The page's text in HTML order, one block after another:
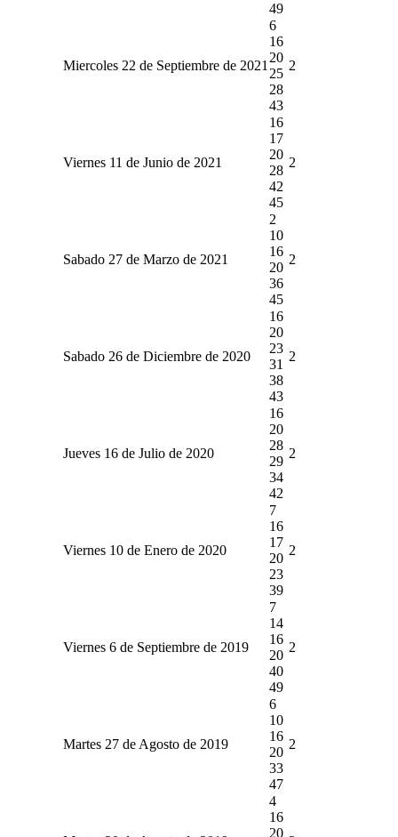
49
Miercoles 22 de Septiembre de 2021
6
16
20
25
28
43
2
Viernes 11 de Junio de 2021
16
17
20
28
42
45
2
Sabado 27 de Marzo de 2021
2
10
16
20
36
45
2
Sabado 26 de Diciembre de 2020
16
20
23
31
38
43
2
Jueves 16 de Julio de 2020
16
20
28
29
34
42
2
Viernes 10 de Enero de 2020
7
16
17
20
23
39
2
Viernes 6 de Septiembre de 2019
7
14
16
20
40
49
2
Martes 27 de Agosto de 2019
6
10
16
20
33
47
2
4
16
20